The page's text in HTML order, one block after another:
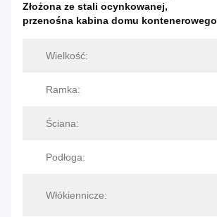
Złożona ze stali ocynkowanej,
przenośna kabina domu kontenerowego
Wielkość:
Ramka:
Ściana:
Podłoga:
Włókiennicze: